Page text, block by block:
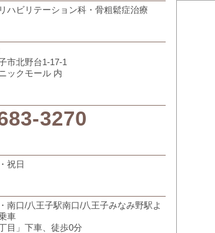
7日（日）～令和4年8月14日（日）まで夏季の休診とさ
掛けいたしますが、何卒ご了承ください。
28日午後から令和4年1月3日まで年末年始の休診とさせ
28日は午前中のみの診察となります。
願いいたします。
のお知らせ
8日（日）～令和3年8月15日（日）まで休診とさせてい
掛けいたしますが、何卒ご了承ください。
ハビリテーション科・骨粗鬆症治療
市北野台1-17-1
ックモール 内
3270
祝日
南口/八王子駅南口/八王子みなみ野駅よ
車
目」下車、徒歩0分